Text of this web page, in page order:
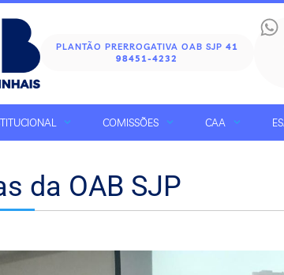
PLANTÃO PRERROGATIVA OAB SJP 41
98451-4232
COMISSÕES CAA
da OAB SJP